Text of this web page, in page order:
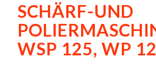
SCHÄRF-UND
WSP 125, WP